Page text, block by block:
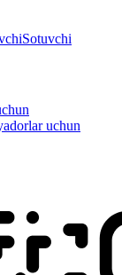
Sotuvchi
uchun